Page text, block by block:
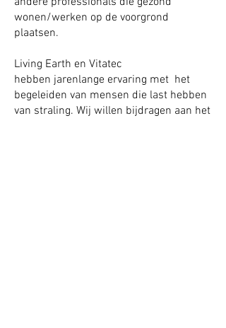
wonen/werken op de voorgrond
plaatsen.
Living Earth en Vitatec
hebben jarenlange ervaring met het
begeleiden van mensen die last hebben
van straling. Wij willen bijdragen aan het